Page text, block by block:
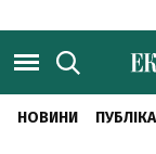
НОВИНИ